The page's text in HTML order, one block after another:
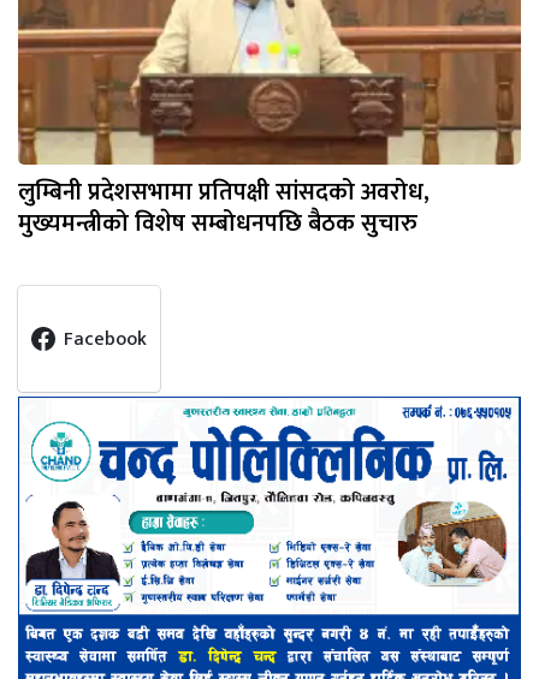
लुम्बिनी प्रदेशसभामा प्रतिपक्षी सांसदको अवरोध,
मुख्यमन्त्रीको विशेष सम्बोधनपछि बैठक सुचारु
Facebook